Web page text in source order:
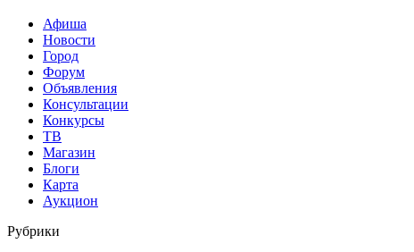
Афиша
Новости
Город
Форум
Объявления
Консультации
Конкурсы
ТВ
Магазин
Блоги
Карта
Аукцион
Рубрики